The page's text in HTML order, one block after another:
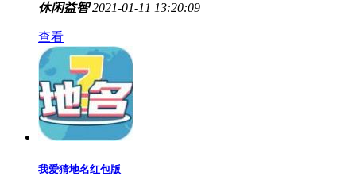
休闲益智 2021-01-11 13:20:09
查看
我爱猜地名红包版